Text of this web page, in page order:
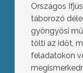
Országos
táborozó
gyöngyösi
tölti az időt,
feladatokon